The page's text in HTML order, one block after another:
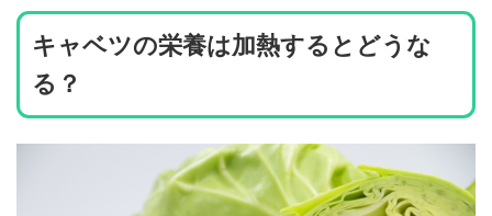
キャベツの栄養は加熱するとどうな
る？